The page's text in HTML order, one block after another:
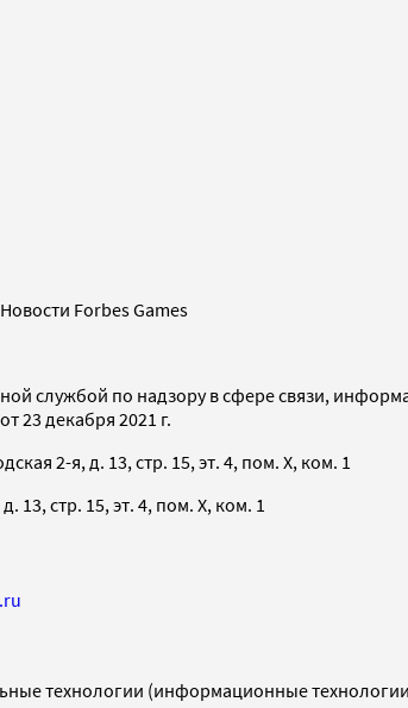
Новости Forbes Games
службой по надзору в сфере связи,
23 декабря 2021 г.
2-я, д. 13, стр. 15, эт. 4, пом. X, ком. 1
13, стр. 15, эт. 4, пом. X, ком. 1
технологии (информационные